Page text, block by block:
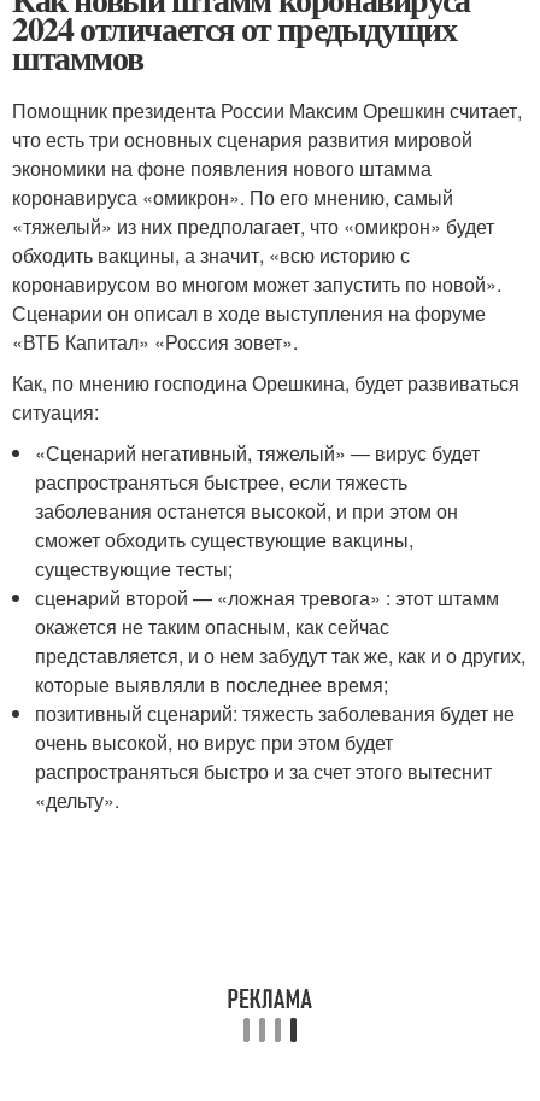
2024 отличается от предыдущих
штаммов
Помощник президента России Максим Орешкин считает,
что есть три основных сценария развития мировой
экономики на фоне появления нового штамма
коронавируса «омикрон». По его мнению, самый
«тяжелый» из них предполагает, что «омикрон» будет
обходить вакцины, а значит, «всю историю с
коронавирусом во многом может запустить по новой».
Сценарии он описал в ходе выступления на форуме
«ВТБ Капитал» «Россия зовет».
Как, по мнению господина Орешкина, будет развиваться
ситуация:
«Сценарий негативный, тяжелый» — вирус будет
распространяться быстрее, если тяжесть
заболевания останется высокой, и при этом он
сможет обходить существующие вакцины,
существующие тесты;
сценарий второй — «ложная тревога» : этот штамм
окажется не таким опасным, как сейчас
представляется, и о нем забудут так же, как и о других,
которые выявляли в последнее время;
позитивный сценарий: тяжесть заболевания будет не
очень высокой, но вирус при этом будет
распространяться быстро и за счет этого вытеснит
«дельту».